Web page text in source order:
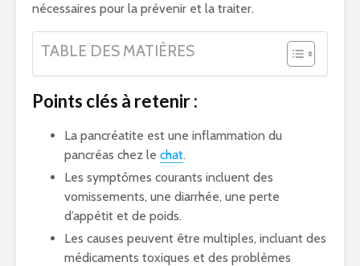
nécessaires pour la prévenir et la traiter.
TABLE DES MATIÈRES
Points clés à retenir :
La pancréatite est une inflammation du
pancréas chez le chat.
Les symptômes courants incluent des
vomissements, une diarrhée, une perte
d’appétit et de poids.
Les causes peuvent être multiples, incluant des
médicaments toxiques et des problèmes